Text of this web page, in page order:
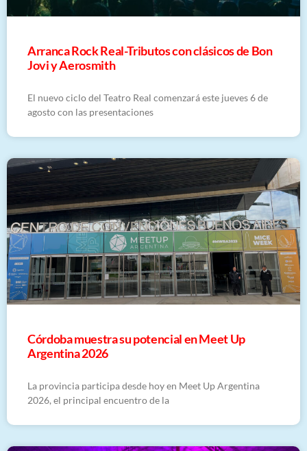
Arranca Rock Real-Tributos con clásicos de Bon
Jovi y Aerosmith
El nuevo ciclo del Teatro Real comenzará este jueves 6 de
agosto con las presentaciones
Córdoba muestra su potencial en Meet Up
Argentina 2026
La provincia participa desde hoy en Meet Up Argentina
2026, el principal encuentro de la